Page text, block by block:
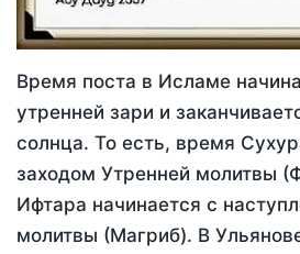
Время поста в Исламе
утренней зари и
солнца. То есть, время
заходом Утренней молитвы
Ифтара начинается с
молитвы (Магриб). В